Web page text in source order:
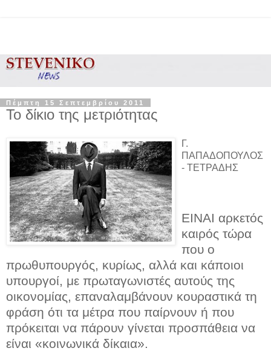
Πέμπτη 15 Σεπτεμβρίου 2011
Το δίκιο της μετριότητας
Γ.
ΠΑΠΑΔΟΠΟΥΛΟΣ
- ΤΕΤΡΑΔΗΣ
ΕΙΝΑΙ αρκετός
καιρός τώρα
που ο
πρωθυπουργός, κυρίως, αλλά και κάποιοι
υπουργοί, με πρωταγωνιστές αυτούς της
οικονομίας, επαναλαμβάνουν κουραστικά τη
φράση ότι τα μέτρα που παίρνουν ή που
πρόκειται να πάρουν γίνεται προσπάθεια να
είναι «κοινωνικά δίκαια».